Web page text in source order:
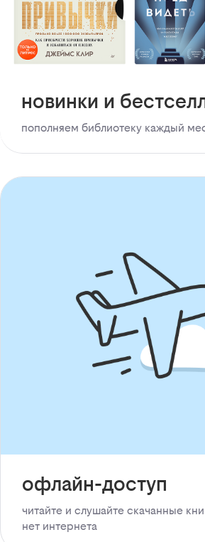
новинки и
пополняем библиотеку каждый
офлайн-доступ
читайте и слушайте скачанные
нет интернета